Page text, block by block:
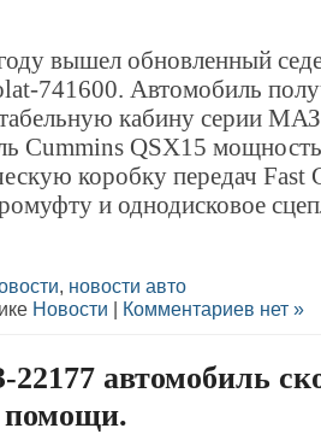
вышел обновленный
741600. Автомобиль
кабину серии
Cummins QSX15
коробку передач Fast
и однодисковое
, новости авто
Новости | Комментариев нет »
автомобиль
помощи.